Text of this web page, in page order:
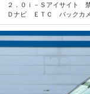
２．０ｉ－Ｓアイサイト
Ｄナビ ＥＴＣ バックカ
パワーシート ＬＥＤライ
ト 純正１８インチアルミ